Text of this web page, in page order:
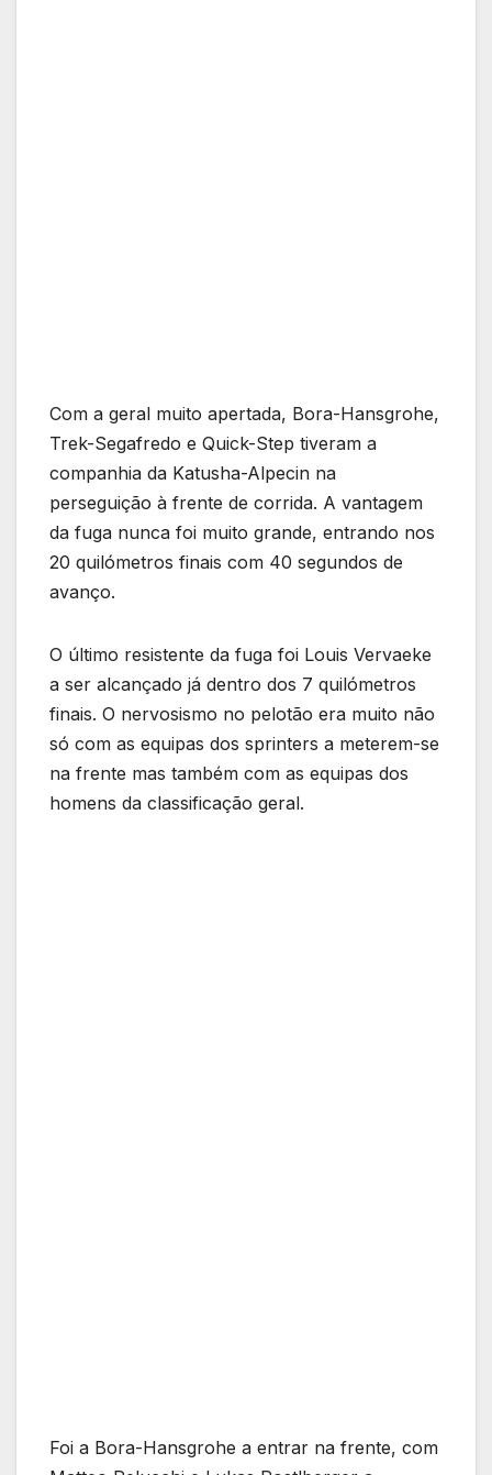
Com a geral muito apertada, Bora-Hansgrohe,
Trek-Segafredo e Quick-Step tiveram a
companhia da Katusha-Alpecin na
perseguição à frente de corrida. A vantagem
da fuga nunca foi muito grande, entrando nos
20 quilómetros finais com 40 segundos de
avanço.
O último resistente da fuga foi Louis Vervaeke
a ser alcançado já dentro dos 7 quilómetros
finais. O nervosismo no pelotão era muito não
só com as equipas dos sprinters a meterem-se
na frente mas também com as equipas dos
homens da classificação geral.
Foi a Bora-Hansgrohe a entrar na frente, com